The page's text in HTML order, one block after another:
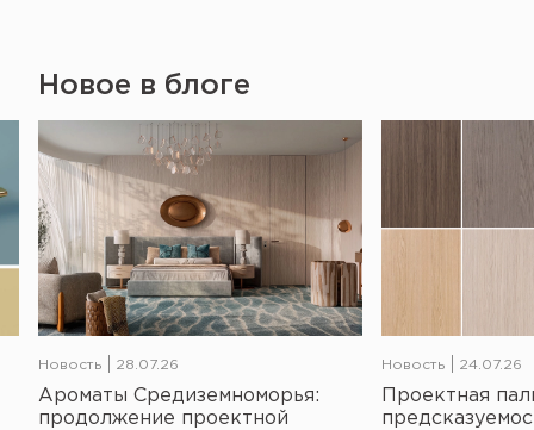
Новое в блоге
Новость 28.07.26
Ароматы Средиземноморья:
продолжение проектной
Новость 24.07.26
Проектная